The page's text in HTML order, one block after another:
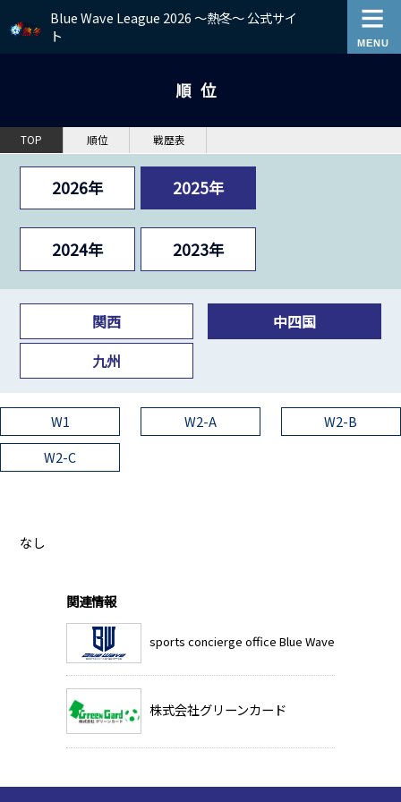
Blue Wave League 2026 ～熱冬～ 公式サイ
ト
順位
TOP 順位 戦歴表
2026年 2025年
2024年 2023年
関西
中四国
九州
W1 W2-A
W2-B
W2-C
なし
関連情報
sports concierge office Blue Wave
株式会社グリーンカード